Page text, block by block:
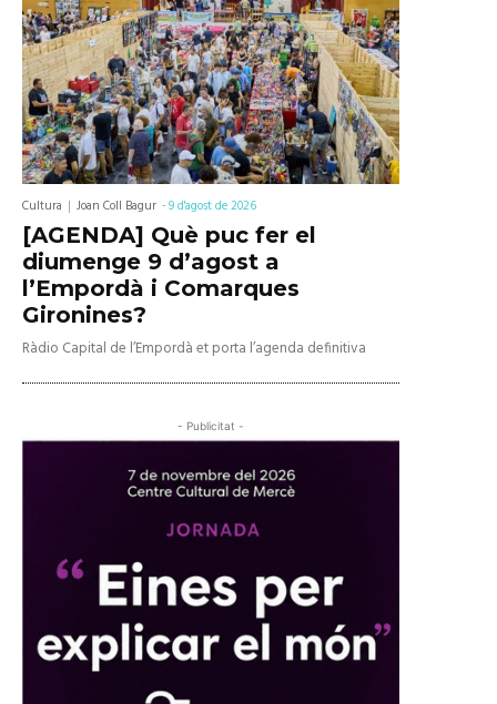
Cultura Joan Coll Bagur -9 d'agost de 2026
[AGENDA] Què puc fer el
diumenge 9 d’agost a
l’Empordà i Comarques
Gironines?
Ràdio Capital de l’Empordà et porta l’agenda definitiva
- Publicitat -